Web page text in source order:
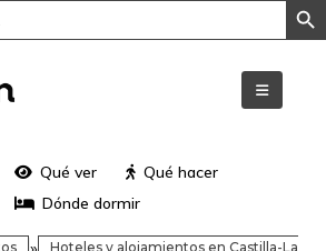
Qué ver
Qué hacer
Dónde dormir
Hoteles y alojamientos en Castilla-La